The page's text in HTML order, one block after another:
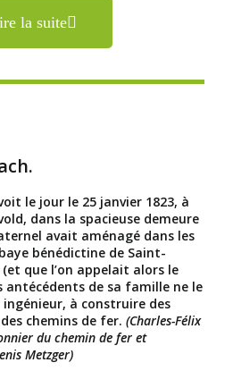
la suite
le jour le 25 janvier 1823, à
dans la spacieuse demeure
avait aménagé dans les
bénédictine de Saint-
que l’on appelait alors le
antécédents de sa famille ne le
à construire des
chemins de fer.(Charles-Félix
du chemin de fer et
Metzger)